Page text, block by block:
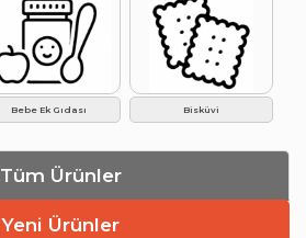
Bebe Ek Gıdası Bisküvi
Tüm Ürünler
Yeni Ürünler